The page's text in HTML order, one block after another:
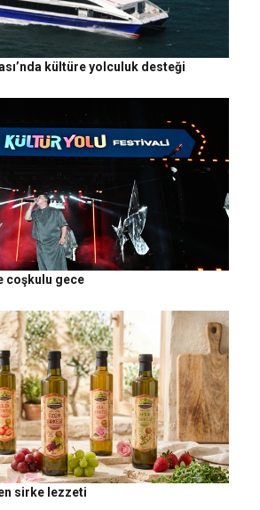
kültüre yolculuk desteği
coşkulu gece
sirke lezzeti